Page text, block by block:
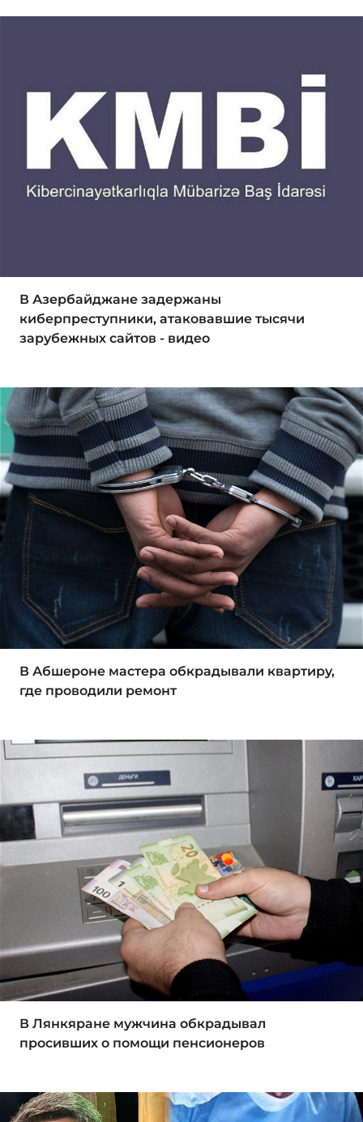
В Азербайджане задержаны
киберпреступники, атаковавшие тысячи
зарубежных сайтов - видео
В Абшероне мастера обкрадывали квартиру,
где проводили ремонт
В Лянкяране мужчина обкрадывал
просивших о помощи пенсионеров